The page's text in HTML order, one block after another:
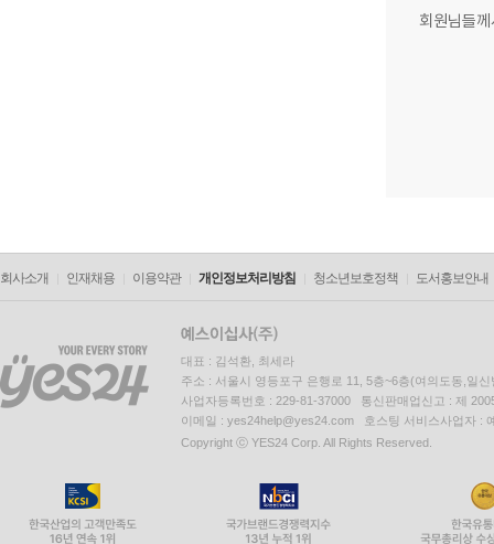
회원님들
회사소개 인재채용 이용약관 개인정보처리방침 청소년보호정책 도서홍보안내
대표 : 김석환, 최세라
주소 : 서울시 영등포구 은행로 11, 5층~6층(여의도동,일신
사업자등록번호 : 229-81-37000 통신판매업신고 : 제
이메일 : yes24help@yes24.com 호스팅 서비스사업자 :
Copyright ⓒ YES24 Corp. All Rights Reserved.